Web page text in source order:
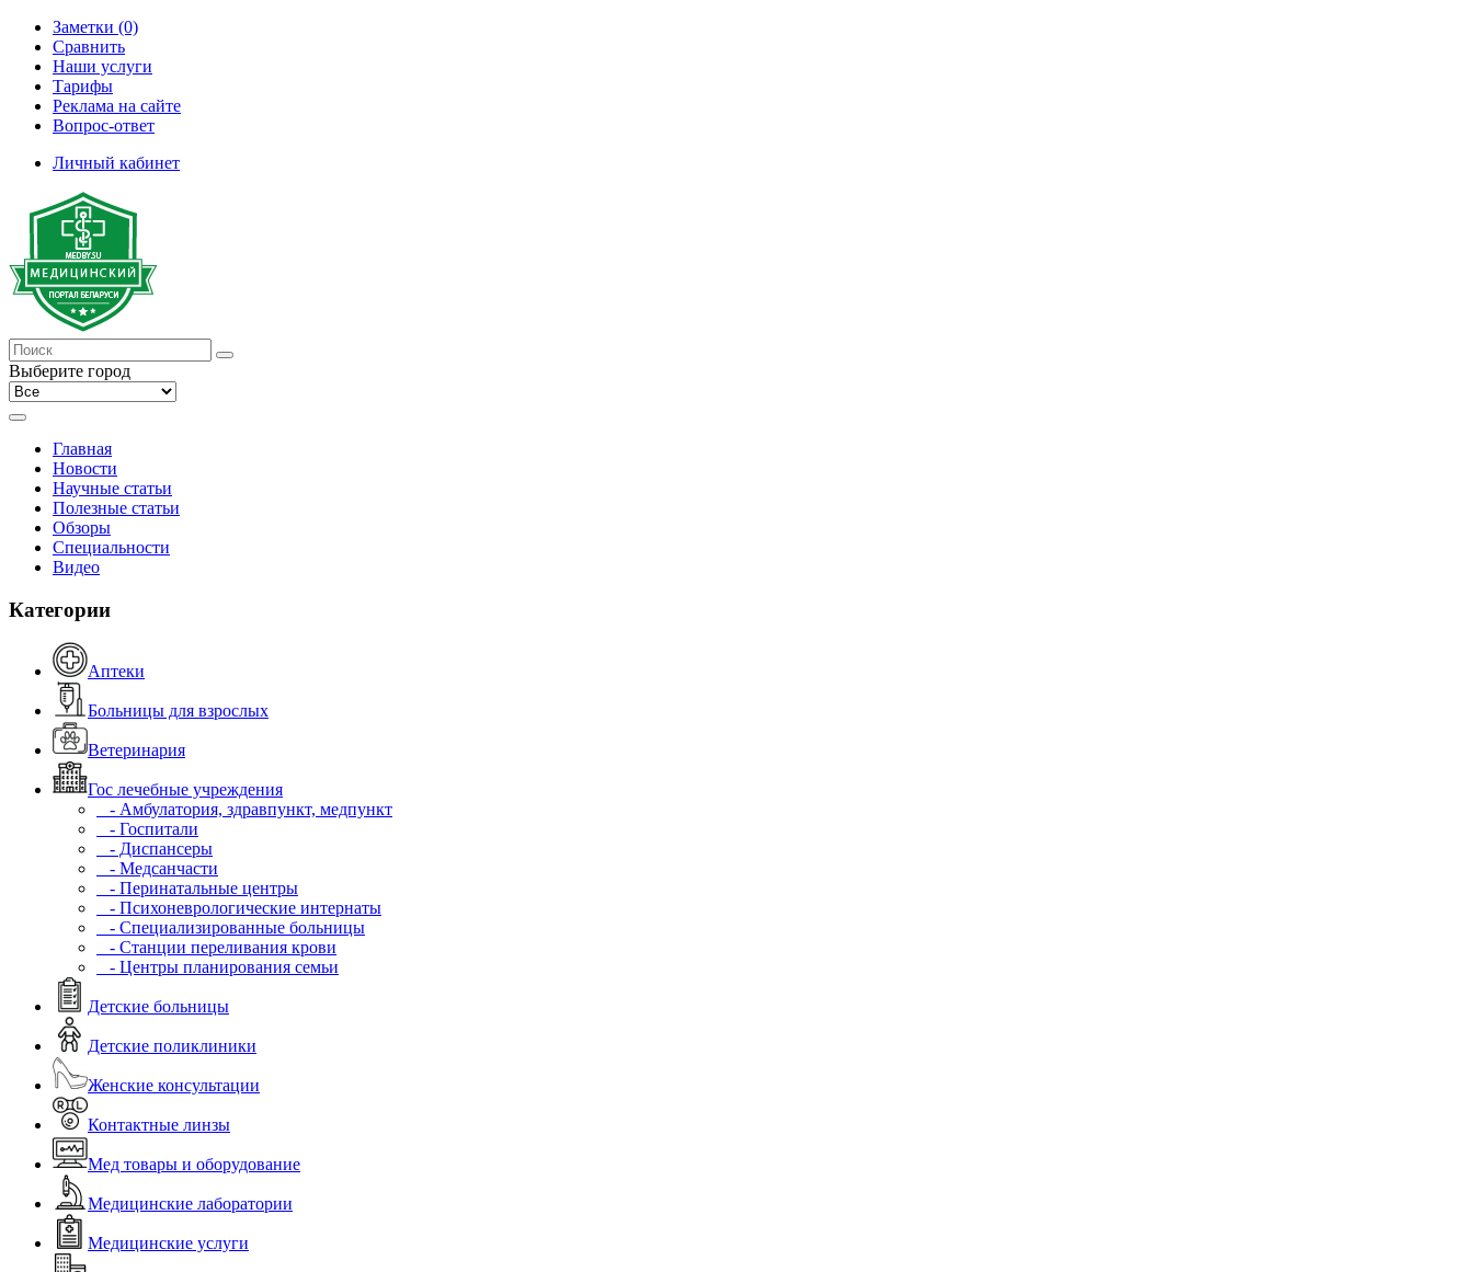
Заметки (0)
Сравнить
Наши услуги
Тарифы
Реклама на сайте
Вопрос-ответ
Личный кабинет
Выберите город
Главная
Новости
Научные статьи
Полезные статьи
Обзоры
Специальности
Видео
Категории
Аптеки
Больницы для взрослых
Ветеринария
Гос лечебные учреждения
- Амбулатория, здравпункт, медпункт
- Госпитали
- Диспансеры
- Медсанчасти
- Перинатальные центры
- Психоневрологические интернаты
- Специализированные больницы
- Станции переливания крови
- Центры планирования семьи
Детские больницы
Детские поликлиники
Женские консультации
Контактные линзы
Мед товары и оборудование
Медицинские лаборатории
Медицинские услуги